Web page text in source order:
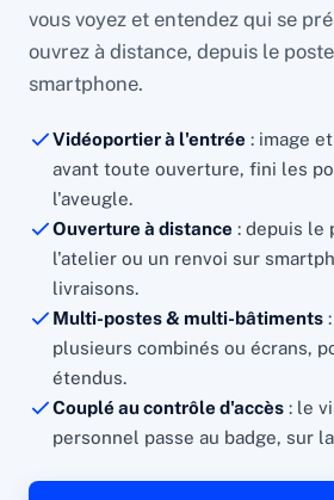
vous voyez et entendez qui se
ouvrez à distance, depuis le
smartphone.
Vidéoportier à l'entrée : image
avant toute ouverture, fini les
l'aveugle.
Ouverture à distance : depuis le
l'atelier ou un renvoi sur
livraisons.
Multi-postes & multi-bâtiments
plusieurs combinés ou écrans,
étendus.
Couplé au contrôle d'accès : le
personnel passe au badge, sur